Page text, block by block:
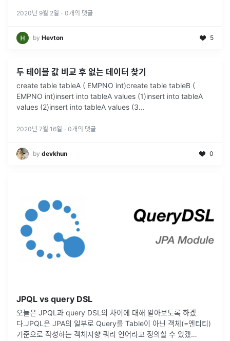
2020년 9월 2일 · 0개의 댓글
by Hevton 5
두 테이블 값 비교 후 없는 데이터 찾기
create table tableA ( EMPNO int)create table tableB (
EMPNO int)insert into tableA values (1)insert into tableA
values (2)insert into tableA values (3...
2020년 7월 16일 · 0개의 댓글
by devkhun 0
JPQL vs query DSL
오늘은 JPQL과 query DSL의 차이에 대해 알아보도록 하겠
다.JPQL은 JPA의 일부로 Query를 Table이 아닌 객체(=엔티티)
기준으로 작성하는 객체지향 쿼리 언어라고 정의할 수 있겠